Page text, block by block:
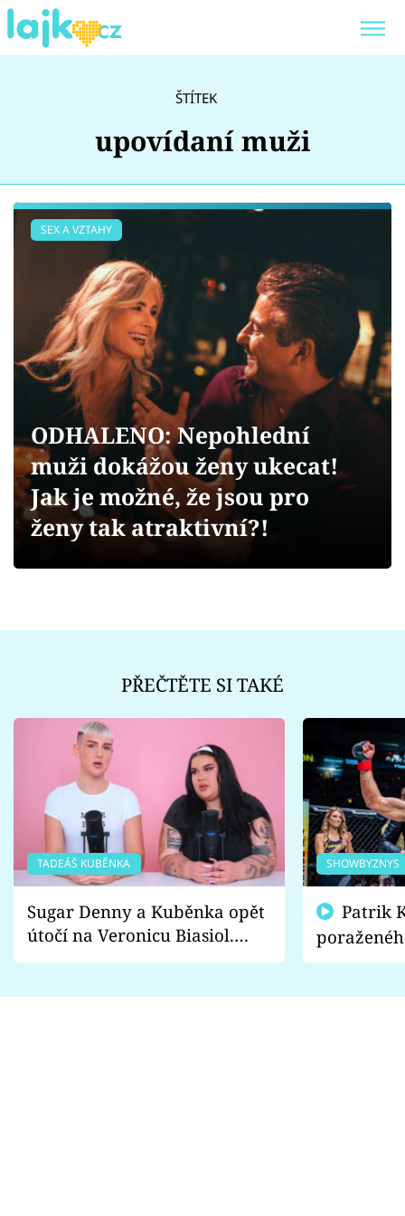
Témata
Showbyznys
Youtubeři
Virály
Sex a vztahy
Videa
Sledujte prima+
ŠTÍTEK
upovídaní muži
SEX A VZTAHY
ODHALENO: Nepohlední
muži dokážou ženy ukecat!
Jak je možné, že jsou pro
ženy tak atraktivní?!
PŘEČTĚTE SI TAKÉ
TADEÁŠ KUBĚNKA
Sugar Denny a Kuběnka opět
útočí na Veronicu Biasiol.
Proč je podle nich falešná a
SHOWBYZNYS
fanoušci